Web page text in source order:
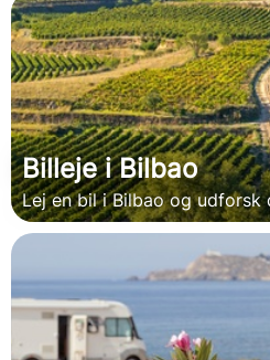
Billeje i Bilbao
Lej en bil i Bilbao og udforsk